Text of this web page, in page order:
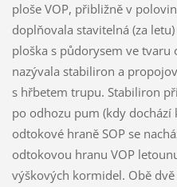
ploše VOP, přibližně v
doplňovala stavitelná (za
ploška s půdorysem ve tvaru
nazývala stabiliron a
s hřbetem trupu. Stabiliron
po odhozu pum (kdy dochází
odtokové hraně SOP se
odtokovou hranu VOP
výškových kormidel. Obě